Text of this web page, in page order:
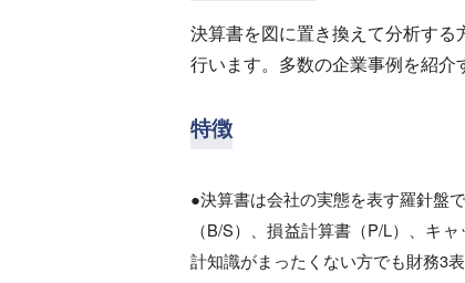
決算書を図に置き換えて分析す
行います。多数の企業事例を紹
特徴
●決算書は会社の実態を表す羅針盤
（B/S）、損益計算書（P/L）、キ
計知識がまったくない方でも財務3